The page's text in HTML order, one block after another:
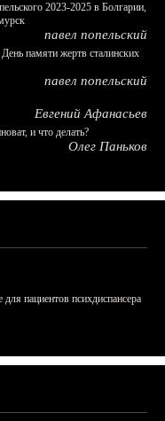
2023-2025 в Болгарии,
павел попельский
памяти жертв сталинских
павел попельский
Евгений Афанасьев
и что делать?
Олег Паньков
для пациентов психдиспансера